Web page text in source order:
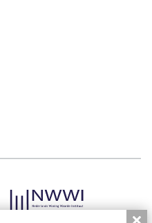
& Financieel
& Financieel
0594-501 501
Dijkstra
Dijkstra